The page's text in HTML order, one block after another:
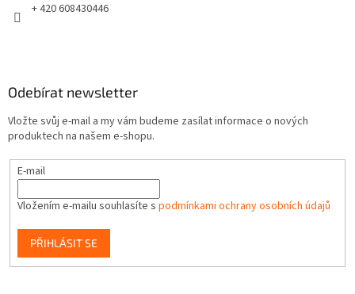
+ 420 608430446
Odebírat newsletter
Vložte svůj e-mail a my vám budeme zasílat informace o nových
produktech na našem e-shopu.
E-mail
Vložením e-mailu souhlasíte s podmínkami ochrany osobních údajů
PŘIHLÁSIT SE